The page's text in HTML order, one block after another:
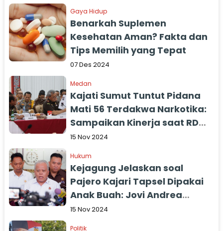
Gaya Hidup
Benarkah Suplemen
Kesehatan Aman? Fakta dan
Tips Memilih yang Tepat
07 Des 2024
Medan
Kajati Sumut Tuntut Pidana
Mati 56 Terdakwa Narkotika:
Sampaikan Kinerja saat RDP
Dengan Komisi III DPR RI
15 Nov 2024
Hukum
Kejagung Jelaskan soal
Pajero Kajari Tapsel Dipakai
Anak Buah: Jovi Andrea
Bachtiar Terancam Pecat
15 Nov 2024
Politik